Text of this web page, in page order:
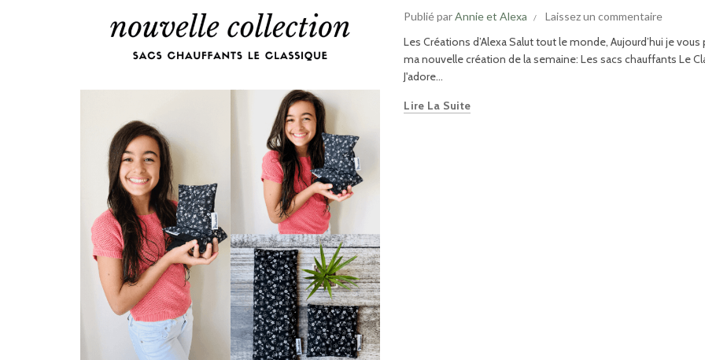
Publié parAnnie et Alexa Laissez un commentaire
Les Créations d’Alexa Salut tout le monde, Aujourd’hui je
ma nouvelle création de la semaine: Les sacs chauffants Le
J'adore...
Lire La Suite